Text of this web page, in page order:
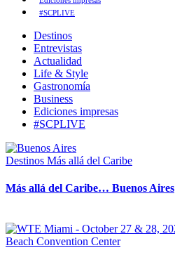
#SCPLIVE
Destinos
Entrevistas
Actualidad
Life & Style
Gastronomía
Business
Ediciones impresas
#SCPLIVE
Destinos Más allá del Caribe
Más allá del Caribe… Buenos Aires